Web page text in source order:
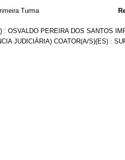
Turma
: OSVALDO PEREIRA DOS SANTOS
JUDICIÁRIA) COATOR(A/S)(ES) :